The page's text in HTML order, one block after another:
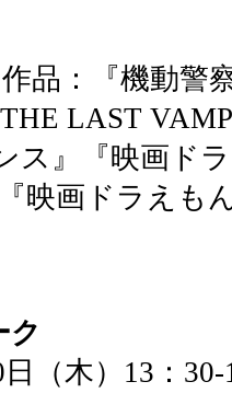
品：『機動警
LAST
ス』『映画ド
映画ドラえも
ク
日（木）13：